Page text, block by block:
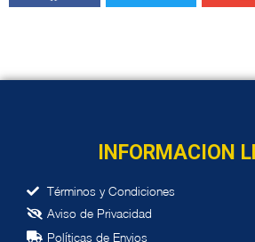
INFORMACION
Términos y Condiciones
Aviso de Privacidad
Políticas de Envios